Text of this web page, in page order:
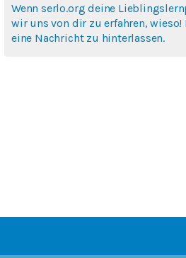
Wenn serlo.org deine
wir uns von dir zu erfahren,
eine Nachricht zu hinterlassen.